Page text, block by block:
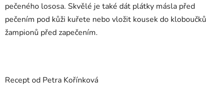
pečeného lososa. Skvělé je také dát plátky másla před
pečením pod kůži kuřete nebo vložit kousek do kloboučků
žampionů před zapečením.
Recept od Petra Kořínková